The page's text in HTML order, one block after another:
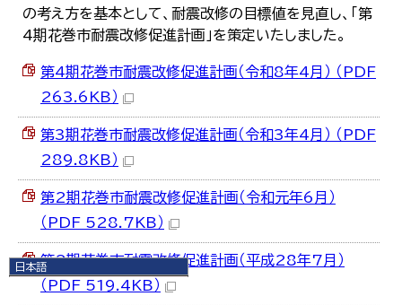
日本語
日本語
の考え方を基本として、耐震改修の目標値を見直し、「第
4期花巻市耐震改修促進計画」を策定いたしました。
第4期花巻市耐震改修促進計画（令和8年4月） （PDF
263.6KB）
第3期花巻市耐震改修促進計画（令和3年4月） （PDF
289.8KB）
第2期花巻市耐震改修促進計画（令和元年6月）
（PDF 528.7KB）
第2期花巻市耐震改修促進計画（平成28年7月）
（PDF 519.4KB）